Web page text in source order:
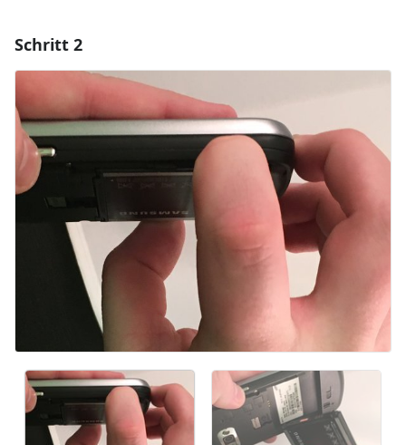
Kommentar hinzufügen
Kommentieren
Schritt 2